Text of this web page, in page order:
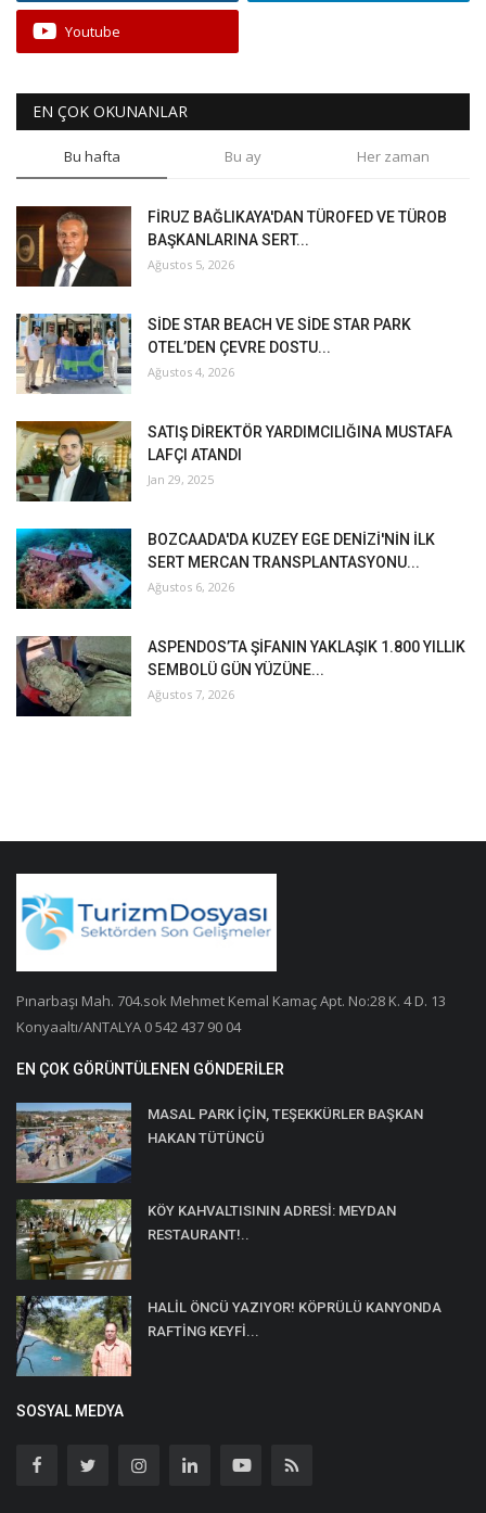
Youtube
EN ÇOK OKUNANLAR
Bu hafta Bu ay Her zaman
FİRUZ BAĞLIKAYA'DAN TÜROFED VE TÜROB
BAŞKANLARINA SERT...
Ağustos 5, 2026
SİDE STAR BEACH VE SİDE STAR PARK
OTEL’DEN ÇEVRE DOSTU...
Ağustos 4, 2026
SATIŞ DİREKTÖR YARDIMCILIĞINA MUSTAFA
LAFÇI ATANDI
Jan 29, 2025
BOZCAADA'DA KUZEY EGE DENİZİ'NİN İLK
SERT MERCAN TRANSPLANTASYONU...
Ağustos 6, 2026
ASPENDOS’TA ŞİFANIN YAKLAŞIK 1.800 YILLIK
SEMBOLÜ GÜN YÜZÜNE...
Ağustos 7, 2026
Pınarbaşı Mah. 704.sok Mehmet Kemal Kamaç Apt. No:28 K. 4 D. 13
Konyaaltı/ANTALYA 0 542 437 90 04
EN ÇOK GÖRÜNTÜLENEN GÖNDERILER
MASAL PARK İÇİN, TEŞEKKÜRLER BAŞKAN
HAKAN TÜTÜNCÜ
KÖY KAHVALTISININ ADRESİ: MEYDAN
RESTAURANT!..
HALİL ÖNCÜ YAZIYOR! KÖPRÜLÜ KANYONDA
RAFTİNG KEYFİ...
SOSYAL MEDYA